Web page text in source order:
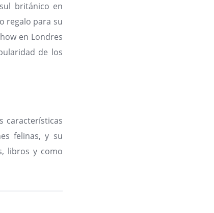
británico en
regalo para su
en Londres
de los
características
felinas, y su
libros y como